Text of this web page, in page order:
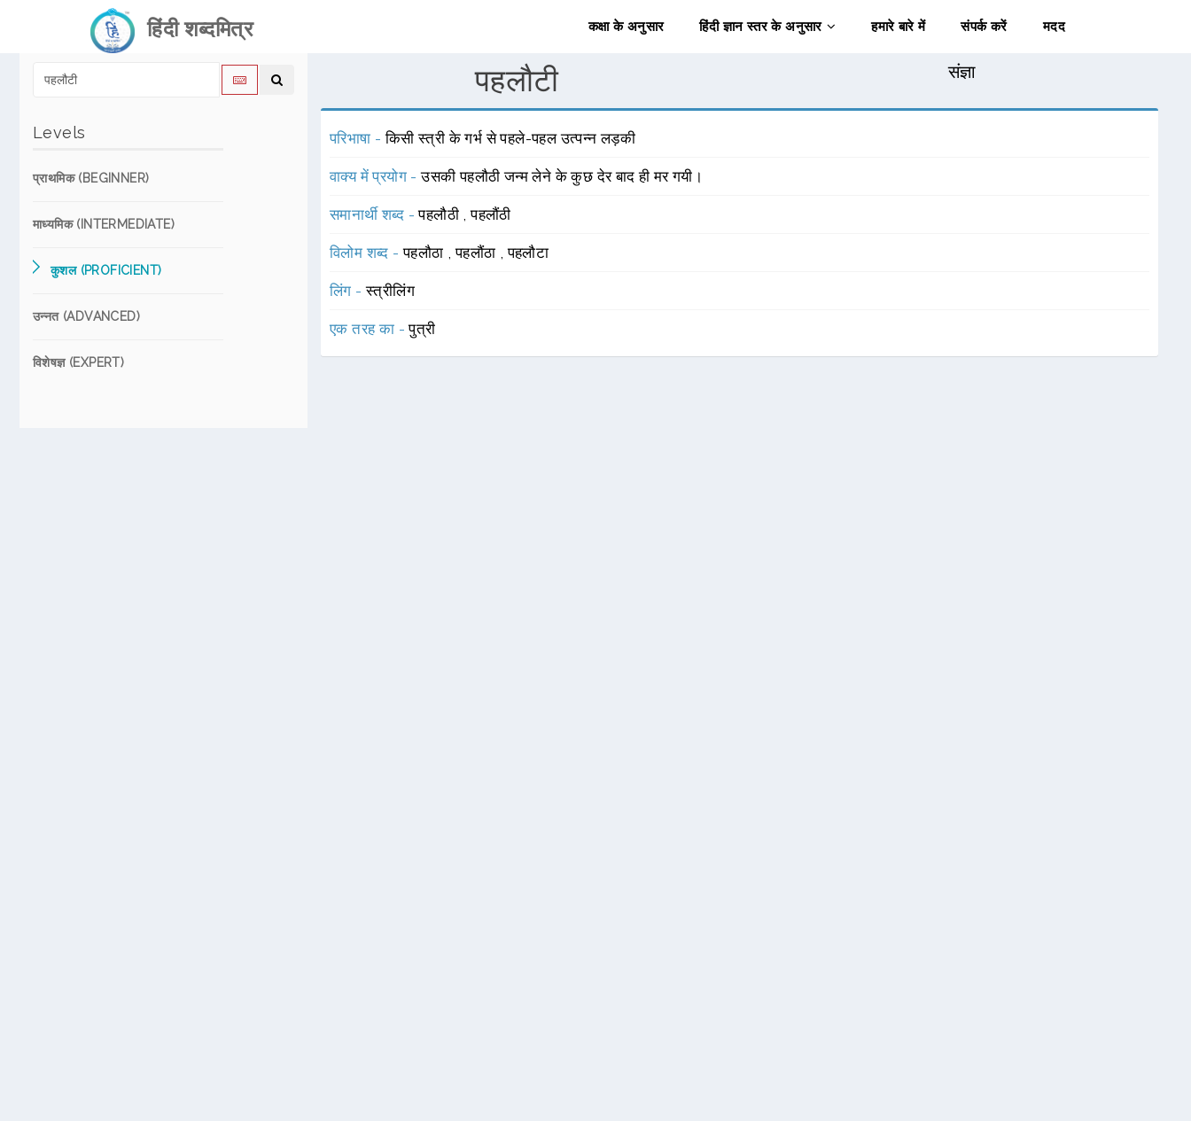
हिंदी शब्दमित्र कक्षा के अनुसार हिंदी ज्ञान स्तर के अनुसार हमारे बारे में संपर्क करें मदद
Levels
प्राथमिक (BEGINNER)
माध्यमिक (INTERMEDIATE)
कुशल (PROFICIENT)
उन्नत (ADVANCED)
विशेषज्ञ (EXPERT)
पहलौटी संज्ञा
परिभाषा -किसी स्त्री के गर्भ से पहले-पहल उत्पन्न लड़की
वाक्य में प्रयोग -उसकी पहलौठी जन्म लेने के कुछ देर बाद ही मर गयी।
समानार्थी शब्द -पहलौठी ,पहलौंठी
विलोम शब्द -पहलौठा ,पहलौंठा ,पहलौटा
लिंग -स्त्रीलिंग
एक तरह का -पुत्री